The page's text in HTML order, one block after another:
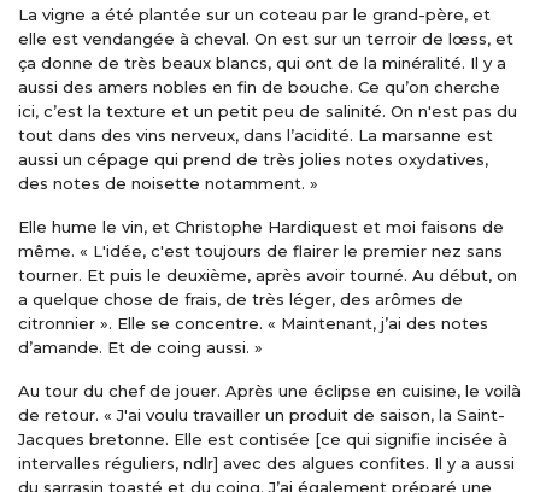
La vigne a été plantée sur un coteau par le grand-père, et
elle est vendangée à cheval. On est sur un terroir de lœss, et
ça donne de très beaux blancs, qui ont de la minéralité. Il y a
aussi des amers nobles en fin de bouche. Ce qu’on cherche
ici, c’est la texture et un petit peu de salinité. On n'est pas du
tout dans des vins nerveux, dans l’acidité. La marsanne est
aussi un cépage qui prend de très jolies notes oxydatives,
des notes de noisette notamment. »
Elle hume le vin, et Christophe Hardiquest et moi faisons de
même. « L'idée, c'est toujours de flairer le premier nez sans
tourner. Et puis le deuxième, après avoir tourné. Au début, on
a quelque chose de frais, de très léger, des arômes de
citronnier ». Elle se concentre. « Maintenant, j’ai des notes
d’amande. Et de coing aussi. »
Au tour du chef de jouer. Après une éclipse en cuisine, le voilà
de retour. « J'ai voulu travailler un produit de saison, la Saint-
Jacques bretonne. Elle est contisée [ce qui signifie incisée à
intervalles réguliers, ndlr] avec des algues confites. Il y a aussi
du sarrasin toasté et du coing. J’ai également préparé une